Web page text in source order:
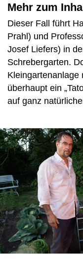
Mehr zum
Dieser Fall führt
Prahl) und
Josef Liefers) in
Schrebergarten.
Kleingartenanlage
überhaupt ein
auf ganz